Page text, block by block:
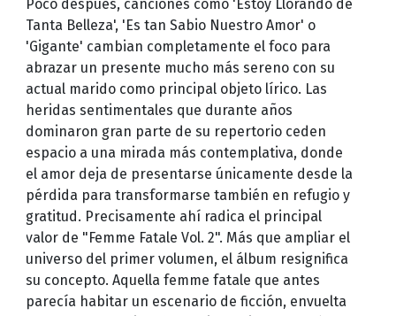
Poco después, canciones como 'Estoy Llorando de
Tanta Belleza', 'Es tan Sabio Nuestro Amor' o
'Gigante' cambian completamente el foco para
abrazar un presente mucho más sereno con su
actual marido como principal objeto lírico. Las
heridas sentimentales que durante años
dominaron gran parte de su repertorio ceden
espacio a una mirada más contemplativa, donde
el amor deja de presentarse únicamente desde la
pérdida para transformarse también en refugio y
gratitud. Precisamente ahí radica el principal
valor de "Femme Fatale Vol. 2". Más que ampliar el
universo del primer volumen, el álbum resignifica
su concepto. Aquella femme fatale que antes
parecía habitar un escenario de ficción, envuelta